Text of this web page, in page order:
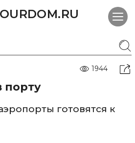
1944
порту
готовятся к